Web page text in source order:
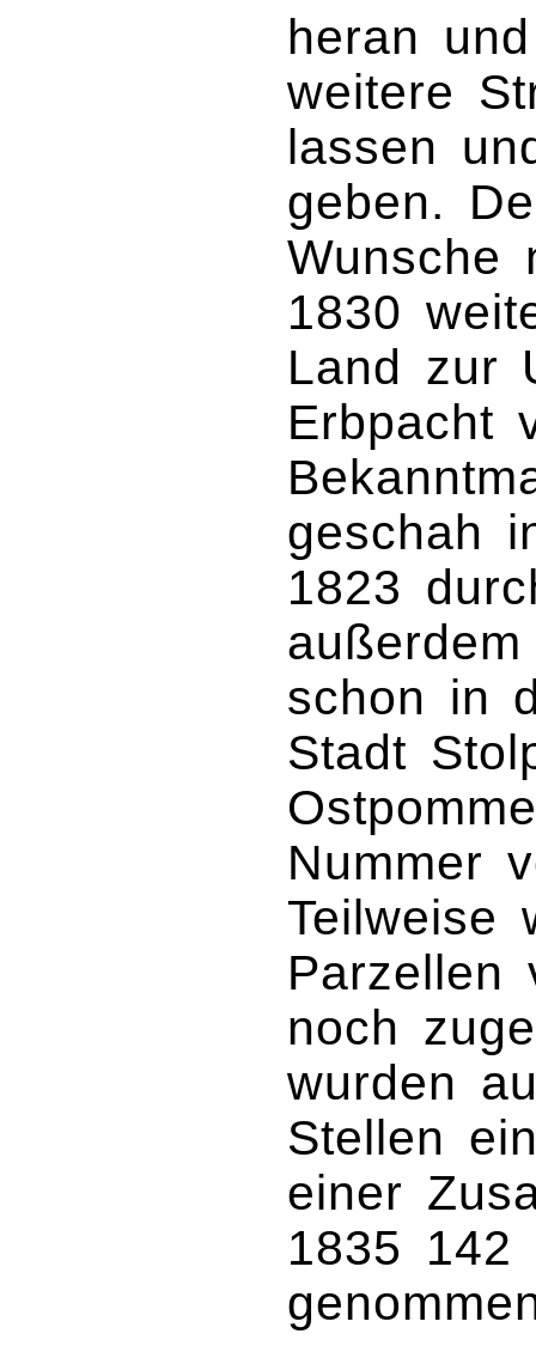
heran
weitere
lassen
geben.
Wunsche
1830
Land zur
Erbpacht
geschah
1823
schon in
Stadt
Nummer
Teilweise
Parzellen
noch
wurden
Stellen
einer
1835 142